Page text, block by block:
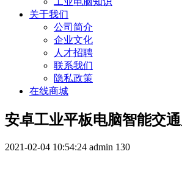
关于我们
公司简介
企业文化
人才招聘
联系我们
隐私政策
在线商城
安卓工业平板电脑智能交
2021-02-04 10:54:24 admin 130